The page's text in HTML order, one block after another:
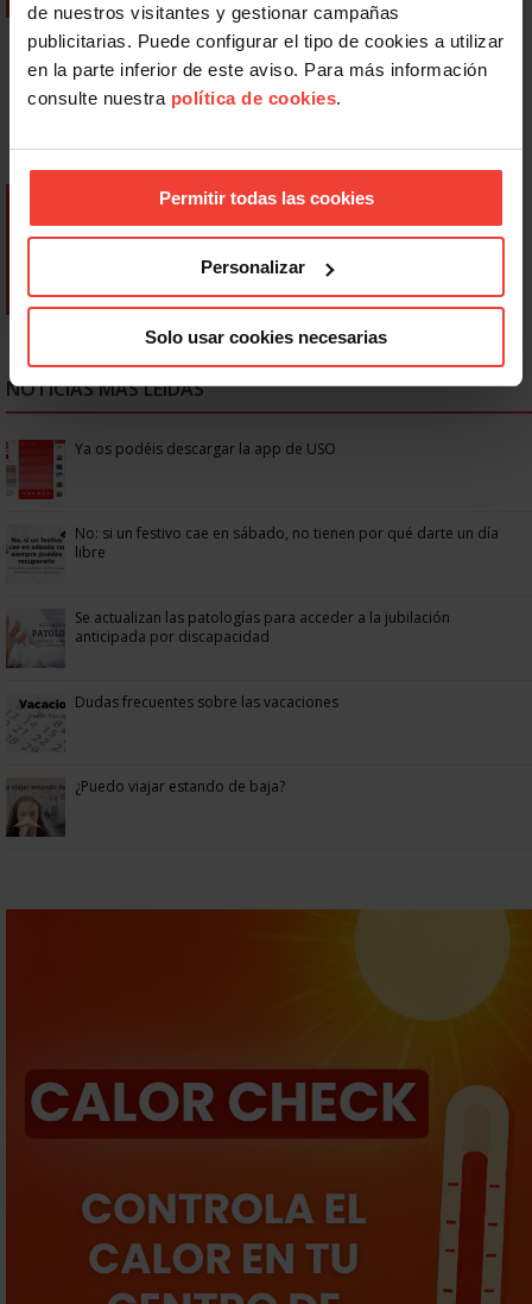
de nuestros visitantes y gestionar campañas
publicitarias. Puede configurar el tipo de cookies a utilizar
en la parte inferior de este aviso. Para más información
consulte nuestra política de cookies.
Permitir todas las cookies
Personalizar
Solo usar cookies necesarias
NOTICIAS MÁS LEÍDAS
Ya os podéis descargar la app de USO
No: si un festivo cae en sábado, no tienen por qué darte un día
libre
Se actualizan las patologías para acceder a la jubilación
anticipada por discapacidad
Dudas frecuentes sobre las vacaciones
¿Puedo viajar estando de baja?